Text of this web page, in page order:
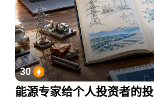
30
能源专家给个人投资者的